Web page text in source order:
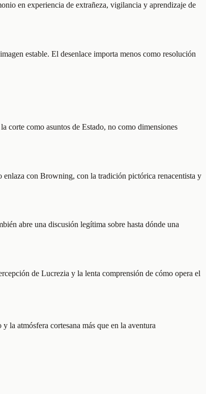
en experiencia de extrañeza, vigilancia y aprendizaje de
estable. El desenlace importa menos como resolución
corte como asuntos de Estado, no como dimensiones
con Browning, con la tradición pictórica renacentista y
abre una discusión legítima sobre hasta dónde una
de Lucrezia y la lenta comprensión de cómo opera el
la atmósfera cortesana más que en la aventura